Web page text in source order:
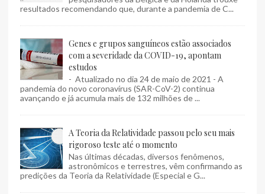
resultados recomendando que, durante a pandemia de C...
Genes e grupos sanguíneos estão associados
com a severidade da COVID-19, apontam
estudos
- Atualizado no dia 24 de maio de 2021 - A
pandemia do novo coronavírus (SAR-CoV-2) continua
avançando e já acumula mais de 132 milhões de ...
A Teoria da Relatividade passou pelo seu mais
rigoroso teste até o momento
Nas últimas décadas, diversos fenômenos,
astronômicos e terrestres, vêm confirmando as
predições da Teoria da Relatividade (Especial e G...